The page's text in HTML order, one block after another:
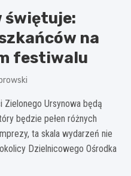
świętuje:
na
festiwalu
Ursynowa będą
będzie pełen różnych
ta skala wydarzeń nie
Dzielnicowego Ośrodka